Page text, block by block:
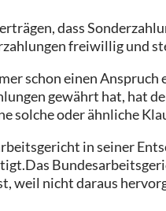
dass
freiwillig und
schon einen
gewährt hat, hat
solche oder ähnliche
in seiner
weil nicht daraus